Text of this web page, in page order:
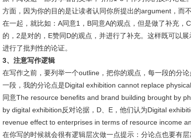
方面，因为你的目的是让读者认同你所提出的argument，而
在一起，就比如：A同意1，B同意A的观点，但是做了补充，
的，2是对的，E赞同D的观点，并进行了补充。这样既可以
进行了批判性的论证。
3、注意写作逻辑
在写作之前，要列举一个outline，把你的观点，每一段的分
一段，我的分论点是Digital exhibition cannot replace
同意The resource benefits and brand building brought by
by digital exhibition反对论据，D、E，他们认为Digital
revenue effect to enterprises in terms of resource income
在你写的时候就会很有逻辑层次做一点提示：分论点也要有